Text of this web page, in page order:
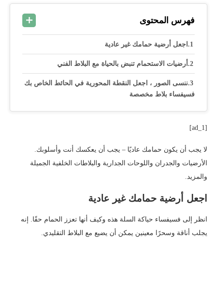
فهرس المحتوى
اجعل أرضية حمامك غير عادية
أرضيات الاستحمام تنبض بالحياة مع البلاط الفني
ننسى الصور ، اجعل النقطة المحورية في الحائط الخاص بك
فسيفساء بلاط مخصصة
[ad_1]
لا يجب أن يكون حمامك عاديًا – يجب أن يعكسك أنت وأسلوبك.
الأرضيات والجدران واللوحات الجدارية والبلاطات الخلفية الجميلة
والمزيد.
اجعل أرضية حمامك غير عادية
انظر إلى فسيفساء حياكة السلة هذه وكيف أنها تعزز الحمام حقًا. إنه
يجلب أناقة وسحرًا معينين يمكن أن يضيع مع البلاط التقليدي.